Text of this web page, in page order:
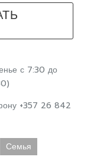
с 7:30 до
+357 26 842
Семья